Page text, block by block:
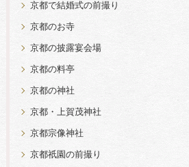
京都で結婚式の前撮り
京都のお寺
京都の披露宴会場
京都の料亭
京都の神社
京都・上賀茂神社
京都宗像神社
京都祇園の前撮り